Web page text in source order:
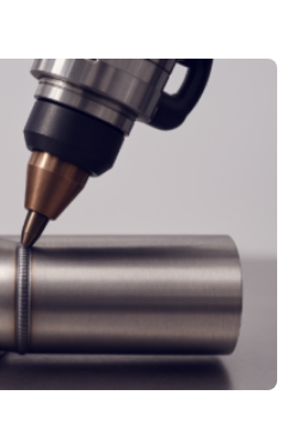
und in der Zulieferindustrie.
Die Anordnung kann
erhält so mehr Kontrolle
Bauteile. Die ebenfalls neue
dient dazu, die Software
– Zur Messe FACHPACK
in Nürnberg…